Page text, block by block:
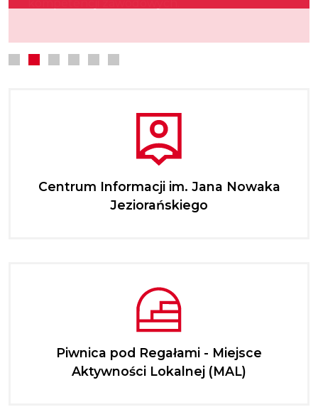
Centrum Informacji im. Jana Nowaka
Jeziorańskiego
Piwnica pod Regałami - Miejsce
Aktywności Lokalnej (MAL)